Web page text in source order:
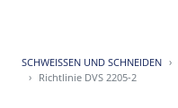
SCHWEISSEN UND SCHNEIDEN
Richtlinie DVS 2205-2